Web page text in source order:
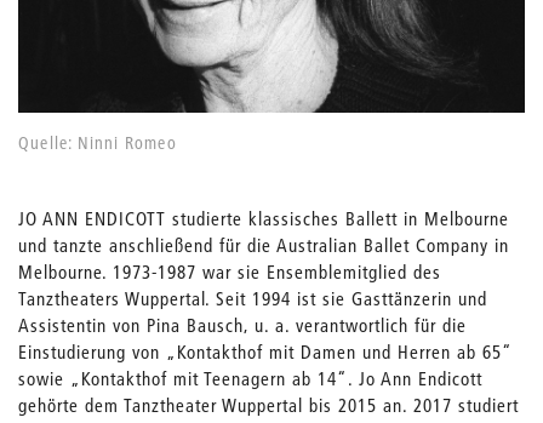
Quelle: Ninni Romeo
JO ANN ENDICOTT studierte klassisches Ballett in Melbourne
und tanzte anschließend für die Australian Ballet Company in
Melbourne. 1973-1987 war sie Ensemblemitglied des
Tanztheaters Wuppertal. Seit 1994 ist sie Gasttänzerin und
Assistentin von Pina Bausch, u. a. verantwortlich für die
Einstudierung von „Kontakthof mit Damen und Herren ab 65“
sowie „Kontakthof mit Teenagern ab 14“. Jo Ann Endicott
gehörte dem Tanztheater Wuppertal bis 2015 an. 2017 studiert